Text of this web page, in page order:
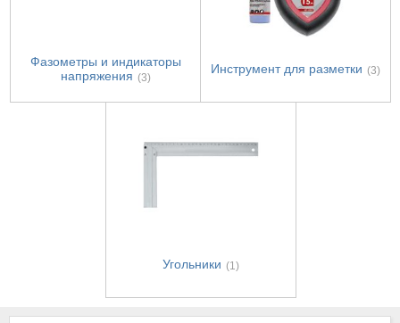
Фазометры и индикаторы
напряжения (3)
Инструмент для разметки (3)
Угольники (1)